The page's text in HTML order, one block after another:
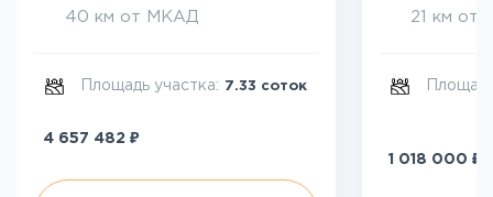
40 км от МКАД
Площадь участка: 7.33 соток
4 657 482 ₽
21 км от
1 018 000 ₽